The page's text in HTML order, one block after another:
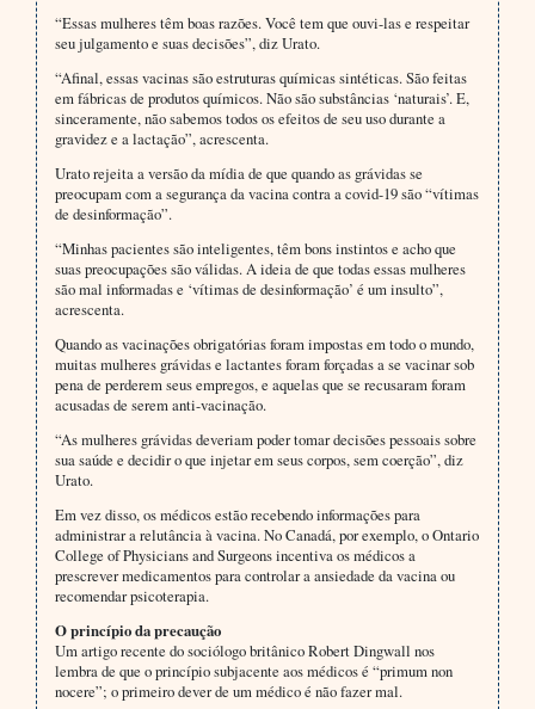
“Essas mulheres têm boas razões. Você tem que ouvi-las e respeitar
seu julgamento e suas decisões”, diz Urato.
“Afinal, essas vacinas são estruturas químicas sintéticas. São feitas
em fábricas de produtos químicos. Não são substâncias ‘naturais’. E,
sinceramente, não sabemos todos os efeitos de seu uso durante a
gravidez e a lactação”, acrescenta.
Urato rejeita a versão da mídia de que quando as grávidas se
preocupam com a segurança da vacina contra a covid-19 são “vítimas
de desinformação”.
“Minhas pacientes são inteligentes, têm bons instintos e acho que
suas preocupações são válidas. A ideia de que todas essas mulheres
são mal informadas e ‘vítimas de desinformação’ é um insulto”,
acrescenta.
Quando as vacinações obrigatórias foram impostas em todo o mundo,
muitas mulheres grávidas e lactantes foram forçadas a se vacinar sob
pena de perderem seus empregos, e aquelas que se recusaram foram
acusadas de serem anti-vacinação.
“As mulheres grávidas deveriam poder tomar decisões pessoais sobre
sua saúde e decidir o que injetar em seus corpos, sem coerção”, diz
Urato.
Em vez disso, os médicos estão recebendo informações para
administrar a relutância à vacina. No Canadá, por exemplo, o Ontario
College of Physicians and Surgeons incentiva os médicos a
prescrever medicamentos para controlar a ansiedade da vacina ou
recomendar psicoterapia.
O princípio da precaução
Um artigo recente do sociólogo britânico Robert Dingwall nos
lembra de que o princípio subjacente aos médicos é “primum non
nocere”; o primeiro dever de um médico é não fazer mal.